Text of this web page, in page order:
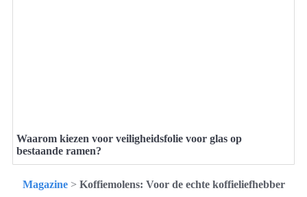
Waarom kiezen voor veiligheidsfolie voor glas op
bestaande ramen?
Magazine> Koffiemolens: Voor de echte koffieliefhebber